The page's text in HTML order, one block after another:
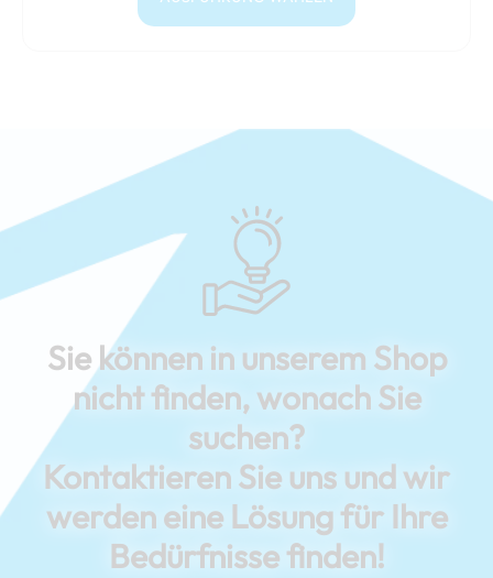
Sie können in unserem Shop
nicht finden, wonach Sie
suchen?
Kontaktieren Sie uns und wir
werden eine Lösung für Ihre
Bedürfnisse finden!